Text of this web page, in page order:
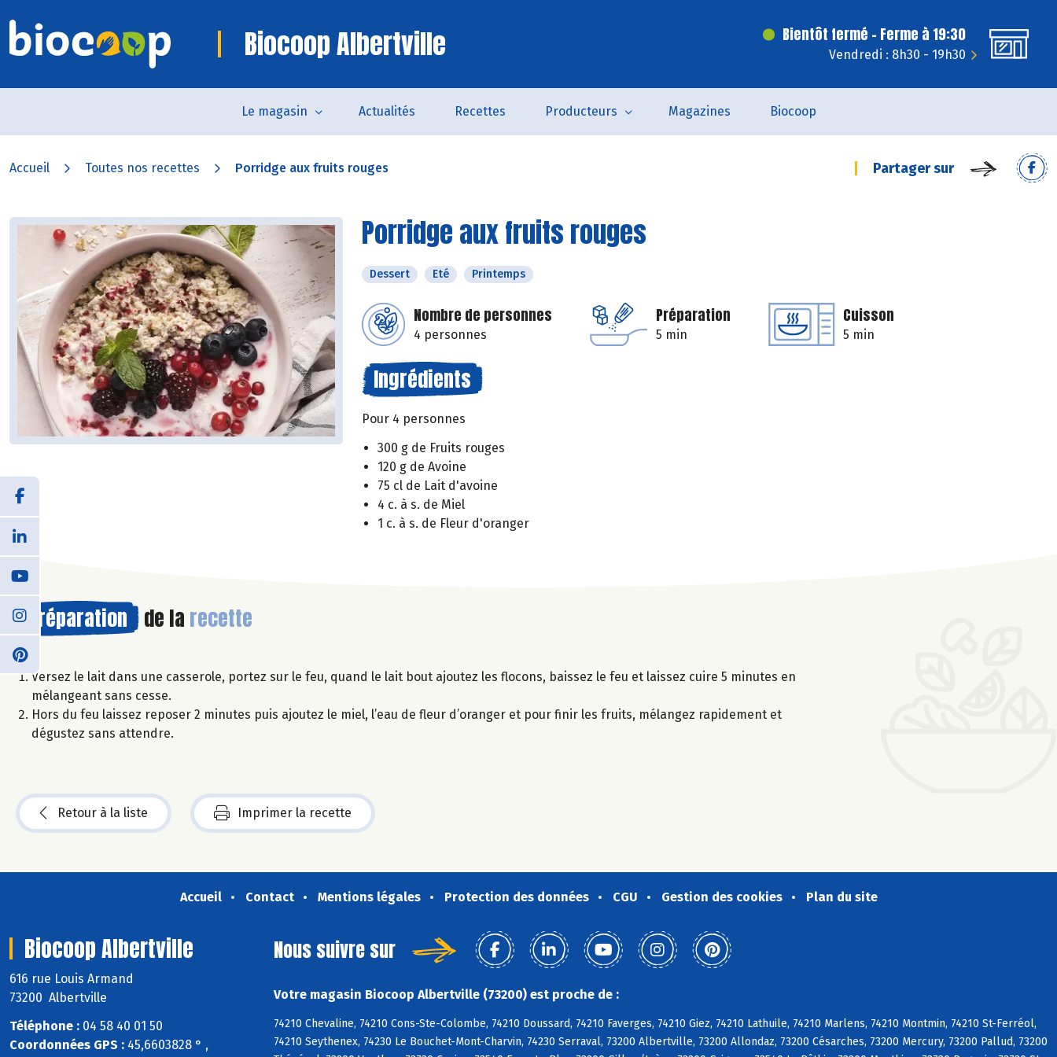
Biocoop Albertville Bientôt fermé - Ferme à 19:30
Vendredi : 8h30 - 19h30
Le magasin Actualités Recettes Producteurs Magazines Biocoop
Accueil Toutes nos recettes Porridge aux fruits rouges Partager sur
Porridge aux fruits rouges
Dessert Eté Printemps
Nombre de personnes
4 personnes
Préparation
5 min
Cuisson
5 min
Ingrédients
Pour 4 personnes
300 g de Fruits rouges
120 g de Avoine
75 cl de Lait d'avoine
4 c. à s. de Miel
1 c. à s. de Fleur d'oranger
Préparation de la recette
Versez le lait dans une casserole, portez sur le feu, quand le lait bout ajoutez les flocons, baissez le feu et laissez cuire 5 minutes en
mélangeant sans cesse.
Hors du feu laissez reposer 2 minutes puis ajoutez le miel, l’eau de fleur d’oranger et pour finir les fruits, mélangez rapidement et
dégustez sans attendre.
Retour à la liste Imprimer la recette
Accueil Contact Mentions légales Protection des données CGU Gestion des cookies Plan du site
Biocoop Albertville
616 rue Louis Armand
73200 Albertville
Téléphone : 04 58 40 01 50
Coordonnées GPS : 45,6603828 ° ,
Nous suivre sur
Votre magasin Biocoop Albertville (73200) est proche de :
74210 Chevaline, 74210 Cons-Ste-Colombe, 74210 Doussard, 74210 Faverges, 74210 Giez, 74210 Lathuile, 74210 Marlens, 74210 Montmin, 74210 St-Ferréol,
74210 Seythenex, 74230 Le Bouchet-Mont-Charvin, 74230 Serraval, 73200 Albertville, 73200 Allondaz, 73200 Césarches, 73200 Mercury, 73200 Pallud, 73200